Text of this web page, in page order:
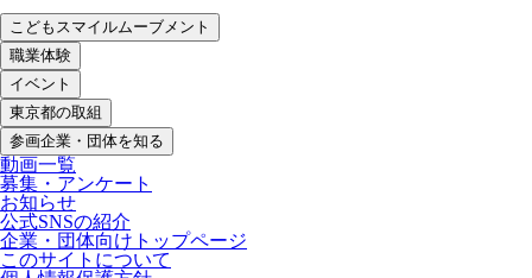
こどもスマイルムーブメント
職業体験
イベント
東京都の取組
参画企業・団体を知る
動画一覧
募集・アンケート
お知らせ
公式SNSの紹介
企業・団体向けトップページ
このサイトについて